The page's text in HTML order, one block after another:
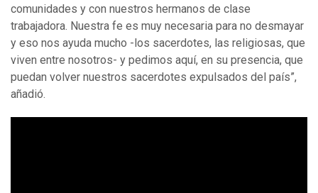
comunidades y con nuestros hermanos de clase
trabajadora. Nuestra fe es muy necesaria para no desmayar
y eso nos ayuda mucho -los sacerdotes, las religiosas, que
viven entre nosotros- y pedimos aquí, en su presencia, que
puedan volver nuestros sacerdotes expulsados del país”,
añadió.